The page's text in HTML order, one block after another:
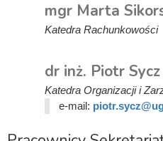
mgr Marta
Katedra Rachunkowości
dr inż. Piotr Sycz
Katedra Organizacji i
e-mail: